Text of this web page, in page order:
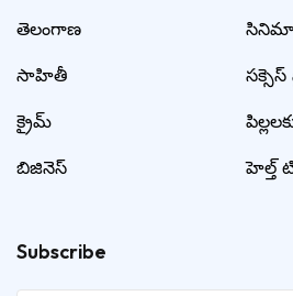
తెలంగాణ
సాహితీ
క్రైమ్
బిజినెస్
సినిమా
సక్సెస్
హెల్త్
Subscribe